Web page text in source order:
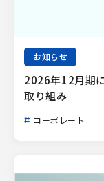
お知らせ
2026年12月期
取り組み
コーポレート